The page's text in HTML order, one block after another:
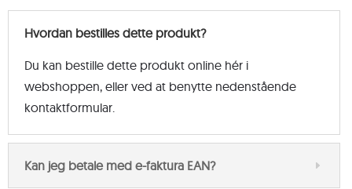
Hvordan bestilles dette produkt?
Du kan bestille dette produkt online hér i
webshoppen, eller ved at benytte nedenstående
kontaktformular.
Kan jeg betale med e-faktura EAN?